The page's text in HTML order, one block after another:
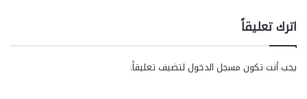
اترك تعليقاً
يجب أنت تكون مسجل الدخول لتضيف تعليقاً.